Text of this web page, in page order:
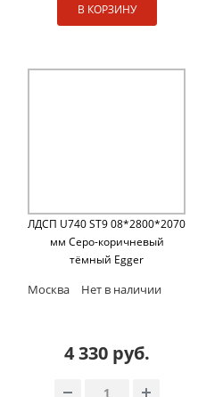
В КОРЗИНУ
ЛДСП U740 ST9 08*2800*2070
мм Cеро-коричневый
тёмный Egger
Москва Нет в наличии
4 330 руб.